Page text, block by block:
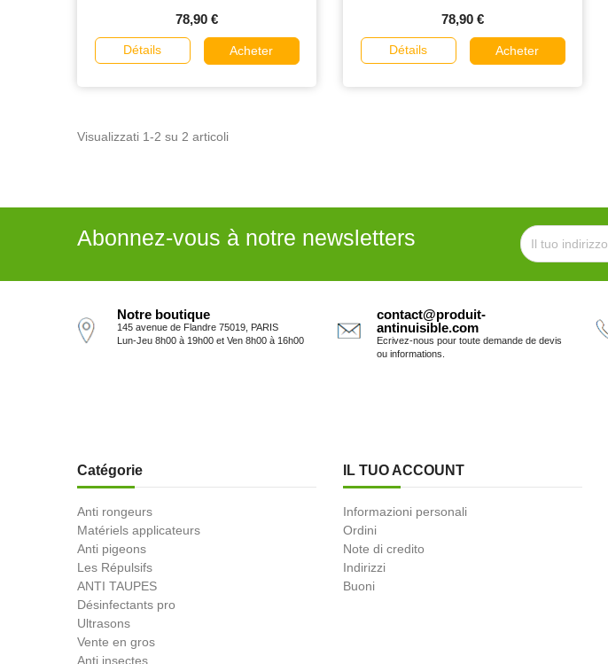
78,90 €
Détails Acheter
78,90 €
Détails Acheter
Visualizzati 1-2 su 2 articoli
Abonnez-vous à notre newsletters
Notre boutique
145 avenue de Flandre 75019, PARIS
Lun-Jeu 8h00 à 19h00 et Ven 8h00 à 16h00
contact@produit-
antinuisible.com
Ecrivez-nous pour toute demande de devis
ou informations.
Catégorie
Anti rongeurs
Matériels applicateurs
Anti pigeons
Les Répulsifs
ANTI TAUPES
Désinfectants pro
Ultrasons
Vente en gros
Anti insectes
IL TUO ACCOUNT
Informazioni personali
Ordini
Note di credito
Indirizzi
Buoni